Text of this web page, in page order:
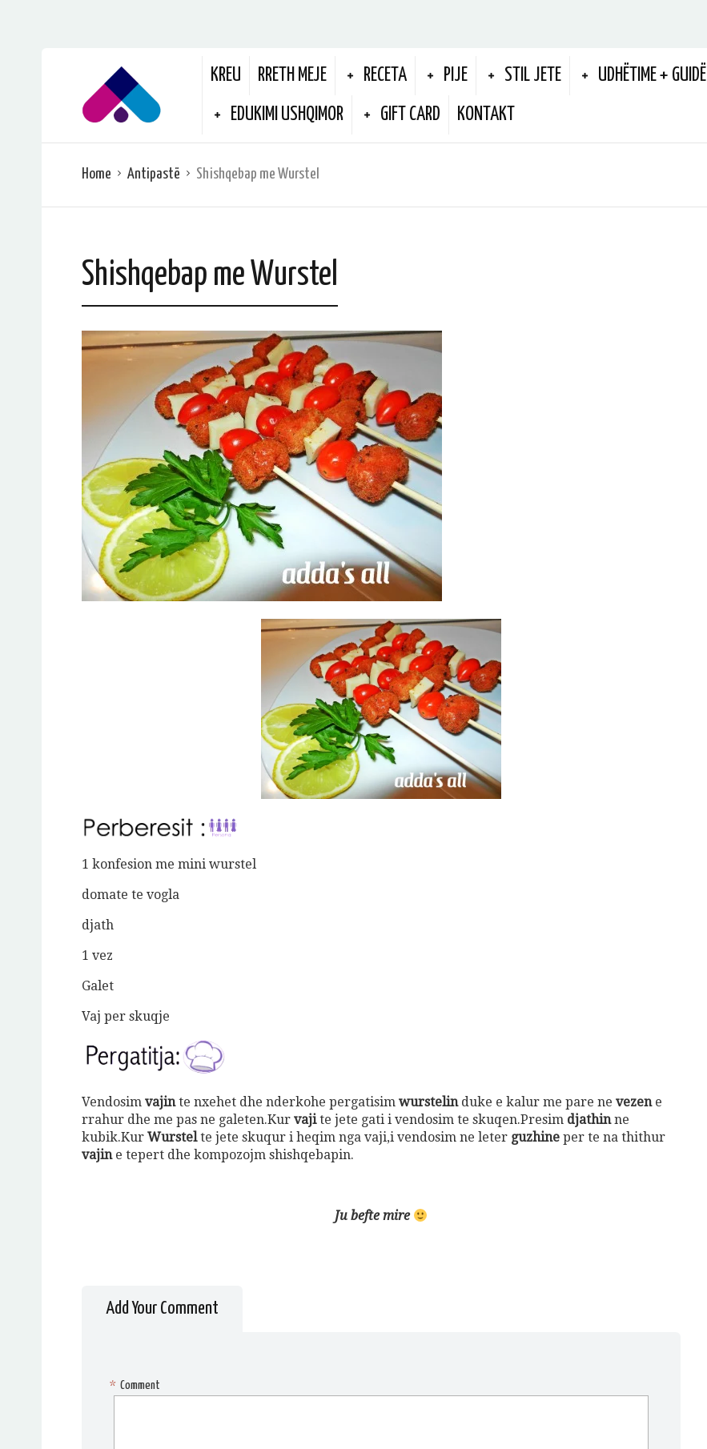
KREU RRETH MEJE RECETA PIJE STIL JETE UDHËTIME + GUIDË
EDUKIMI USHQIMOR GIFT CARD KONTAKT
Home Antipastë Shishqebap me Wurstel
Shishqebap me Wurstel
1 konfesion me mini wurstel
domate te vogla
djath
1 vez
Galet
Vaj per skuqje
Vendosim vajinte nxehet dhe nderkohe pergatisim wurstelinduke e kalur me pare ne vezene
rrahur dhe me pas ne galeten.Kur vajite jete gati i vendosim te skuqen.Presim djathinne
kubik.Kur Wurstelte jete skuqur i heqim nga vaji,i vendosim ne leter guzhine per te na thithur
vajine tepert dhe kompozojm shishqebapin.
Ju befte mire
Add Your Comment
Comment
*
70€
Add to cart